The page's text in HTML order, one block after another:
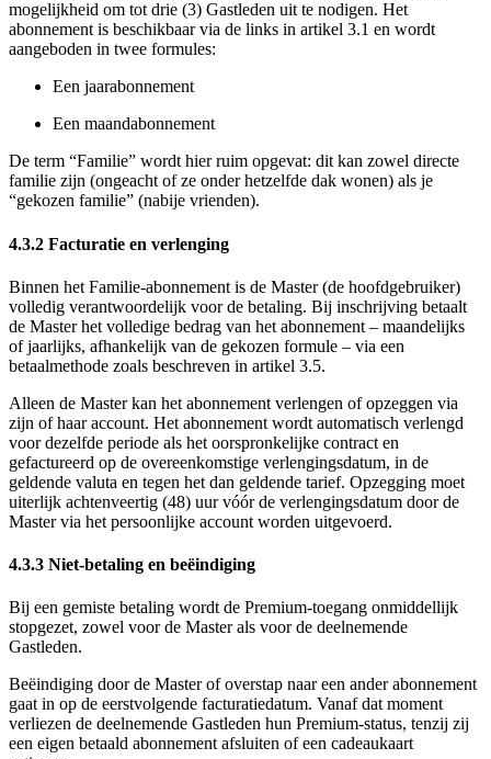
mogelijkheid om tot drie (3) Gastleden uit te nodigen. Het
abonnement is beschikbaar via de links in artikel 3.1 en wordt
aangeboden in twee formules:
Een jaarabonnement
Een maandabonnement
De term “Familie” wordt hier ruim opgevat: dit kan zowel directe
familie zijn (ongeacht of ze onder hetzelfde dak wonen) als je
“gekozen familie” (nabije vrienden).
4.3.2 Facturatie en verlenging
Binnen het Familie-abonnement is de Master (de hoofdgebruiker)
volledig verantwoordelijk voor de betaling. Bij inschrijving betaalt
de Master het volledige bedrag van het abonnement – maandelijks
of jaarlijks, afhankelijk van de gekozen formule – via een
betaalmethode zoals beschreven in artikel 3.5.
Alleen de Master kan het abonnement verlengen of opzeggen via
zijn of haar account. Het abonnement wordt automatisch verlengd
voor dezelfde periode als het oorspronkelijke contract en
gefactureerd op de overeenkomstige verlengingsdatum, in de
geldende valuta en tegen het dan geldende tarief. Opzegging moet
uiterlijk achtenveertig (48) uur vóór de verlengingsdatum door de
Master via het persoonlijke account worden uitgevoerd.
4.3.3 Niet-betaling en beëindiging
Bij een gemiste betaling wordt de Premium-toegang onmiddellijk
stopgezet, zowel voor de Master als voor de deelnemende
Gastleden.
Beëindiging door de Master of overstap naar een ander abonnement
gaat in op de eerstvolgende facturatiedatum. Vanaf dat moment
verliezen de deelnemende Gastleden hun Premium-status, tenzij zij
een eigen betaald abonnement afsluiten of een cadeaukaart